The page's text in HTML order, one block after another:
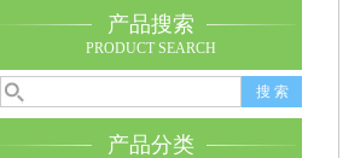
产品搜索
PRODUCT SEARCH
产品分类